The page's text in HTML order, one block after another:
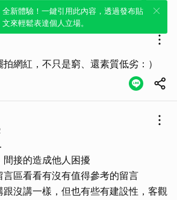
全新體驗！一鍵引用此內容，透過發布貼
文來輕鬆表達個人立場。
網紅，不只是窮、還素質低劣：）
接的造成他人困擾
區看看有沒有值得參考的留言
沒講一樣，但也有些有建設性，客觀